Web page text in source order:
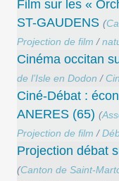
Film sur les «
ST-GAUDENS (
Projection de film /
Cinéma occitan
de l’Isle en Dodon /
Ciné-Débat :
ANERES (65) (
Projection de film /
Projection débat
(Canton de Saint-